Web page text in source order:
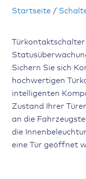
Startseite /
Sichern Sie sich
hochwertigen
intelligenten
Zustand Ihrer
an die
die
eine Tür geöffnet